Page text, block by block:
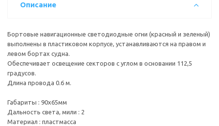
Описание
Бортовые навигационные светодиодные огни (красный и зеленый)
выполнены в пластиковом корпусе, устанавливаются на правом и
левом бортах судна.
Обеспечивает освещение секторов с углом в основании 112,5
градусов.
Длина провода 0.6 м.
Габариты : 90х65мм
Дальность света, мили : 2
Материал : пластмасса